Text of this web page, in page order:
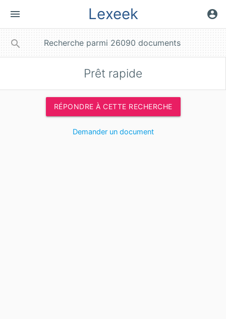
menu Lexeek account_circle
search
Prêt rapide
RÉPONDRE À CETTE RECHERCHE
Demander un document